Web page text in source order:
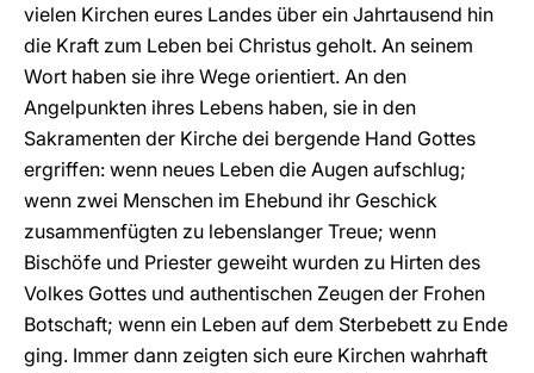
vielen Kirchen eures Landes über ein Jahrtausend hin
die Kraft zum Leben bei Christus geholt. An seinem
Wort haben sie ihre Wege orientiert. An den
Angelpunkten ihres Lebens haben, sie in den
Sakramenten der Kirche dei bergende Hand Gottes
ergriffen: wenn neues Leben die Augen aufschlug;
wenn zwei Menschen im Ehebund ihr Geschick
zusammenfügten zu lebenslanger Treue; wenn
Bischöfe und Priester geweiht wurden zu Hirten des
Volkes Gottes und authentischen Zeugen der Frohen
Botschaft; wenn ein Leben auf dem Sterbebett zu Ende
ging. Immer dann zeigten sich eure Kirchen wahrhaft